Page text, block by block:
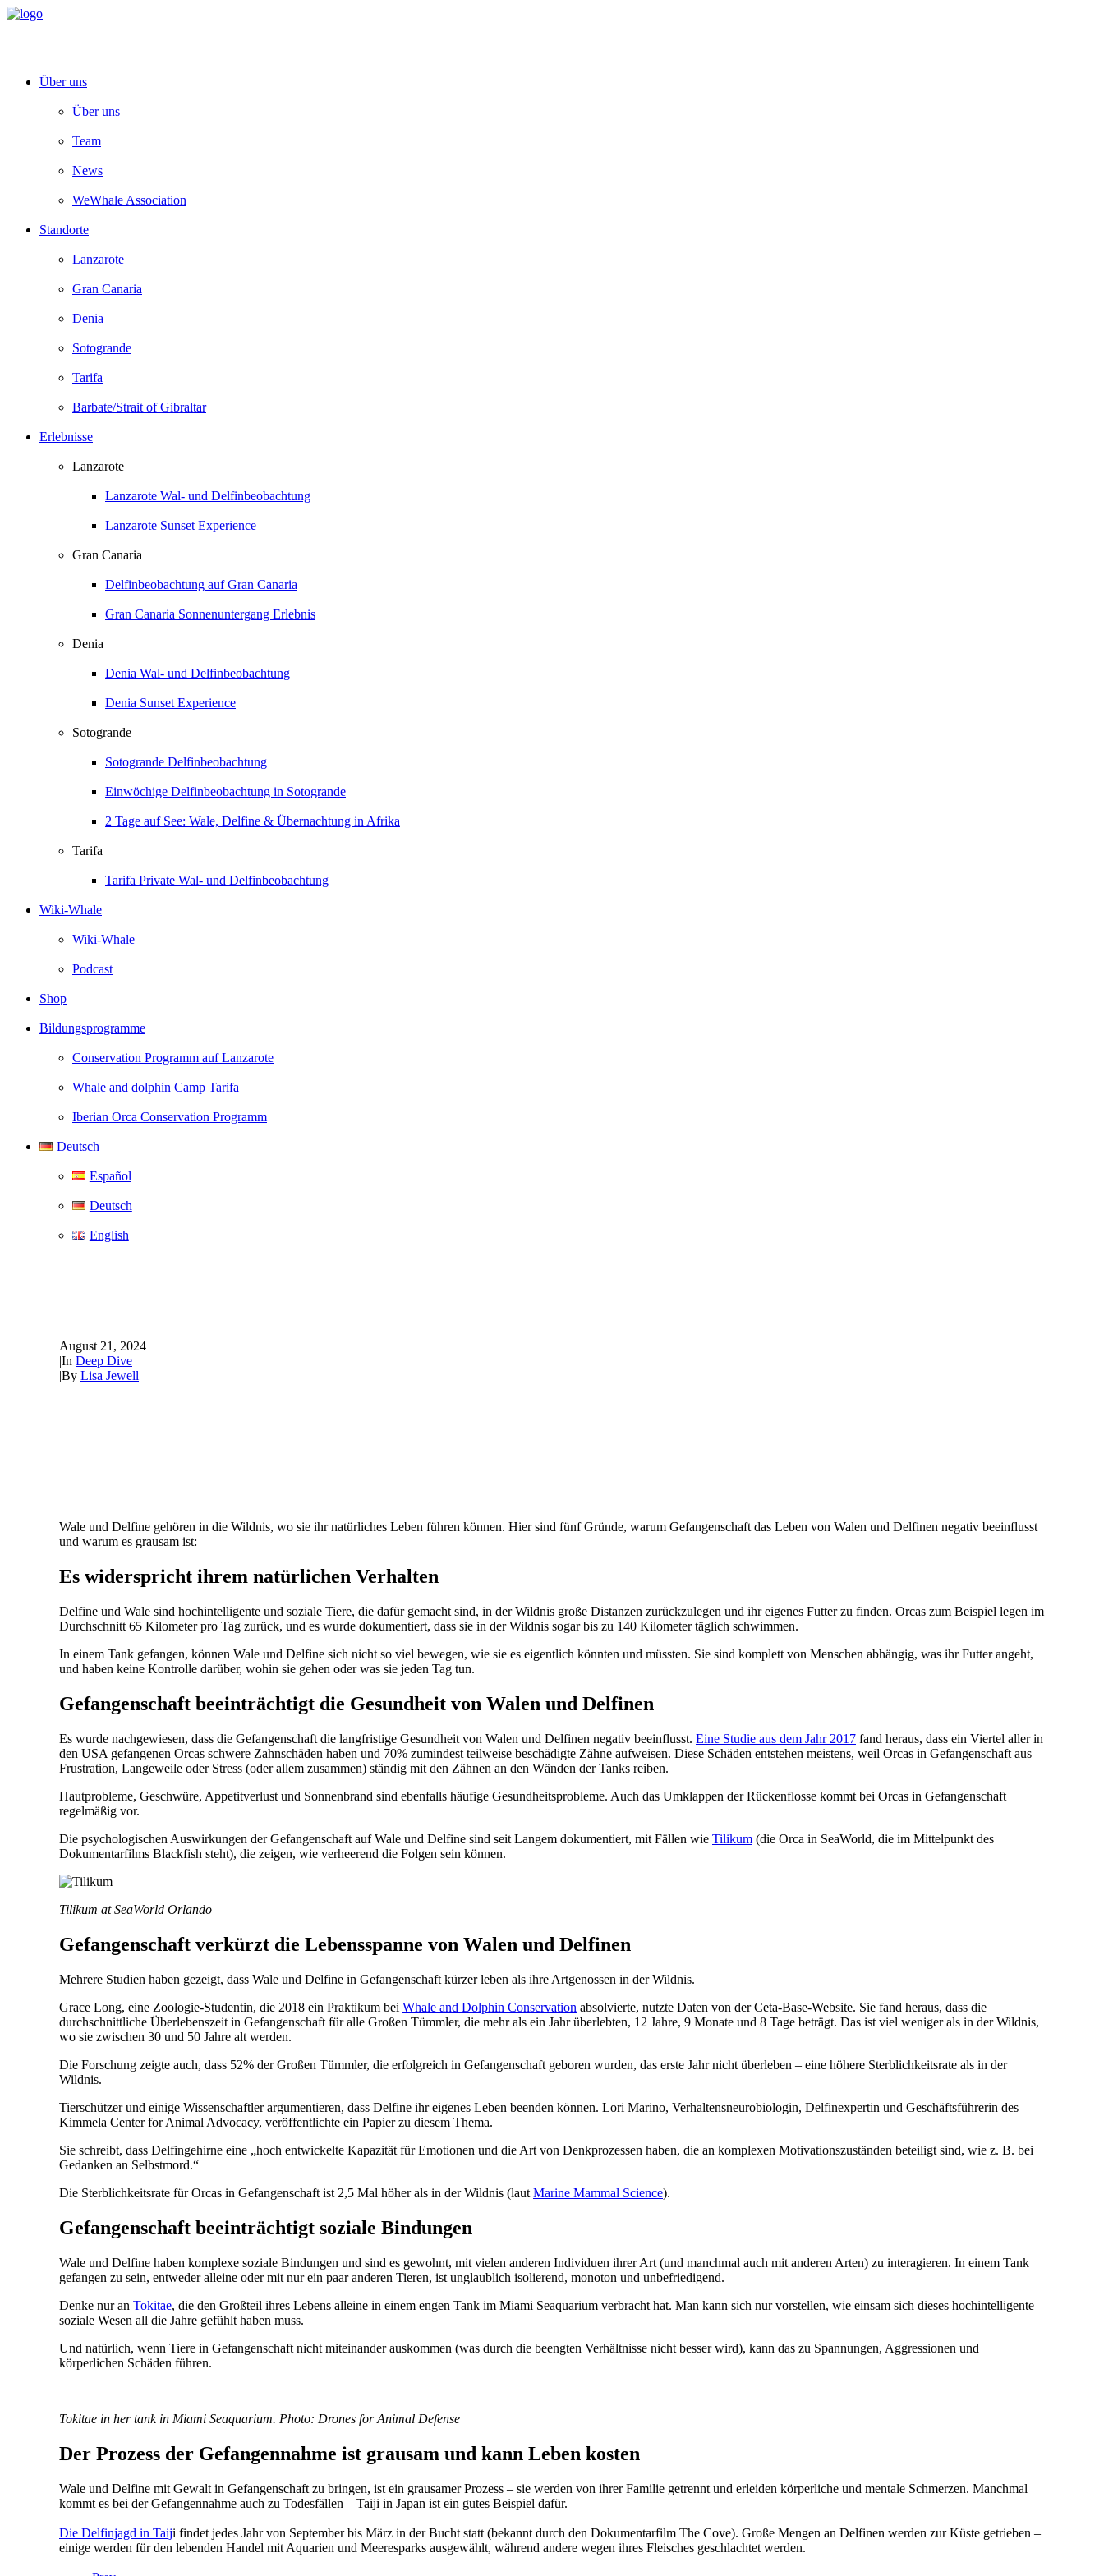
Über uns
Über uns
Team
News
WeWhale Association
Standorte
Lanzarote
Gran Canaria
Denia
Sotogrande
Tarifa
Barbate/Strait of Gibraltar
Erlebnisse
Lanzarote
Lanzarote Wal- und Delfinbeobachtung
Lanzarote Sunset Experience
Gran Canaria
Delfinbeobachtung auf Gran Canaria
Gran Canaria Sonnenuntergang Erlebnis
Denia
Denia Wal- und Delfinbeobachtung
Denia Sunset Experience
Sotogrande
Sotogrande Delfinbeobachtung
Einwöchige Delfinbeobachtung in Sotogrande
2 Tage auf See: Wale, Delfine & Übernachtung in Afrika
Tarifa
Tarifa Private Wal- und Delfinbeobachtung
Wiki-Whale
Wiki-Whale
Podcast
Shop
Bildungsprogramme
Conservation Programm auf Lanzarote
Whale and dolphin Camp Tarifa
Iberian Orca Conservation Programm
Deutsch
Español
Deutsch
English
August 21, 2024
|In Deep Dive
|By Lisa Jewell
Wale und Delfine gehören in die Wildnis, wo sie ihr natürliches Leben führen können. Hier sind fünf Gründe, warum Gefangenschaft das Leben von Walen und Delfinen negativ beeinflusst
und warum es grausam ist:
Es widerspricht ihrem natürlichen Verhalten
Delfine und Wale sind hochintelligente und soziale Tiere, die dafür gemacht sind, in der Wildnis große Distanzen zurückzulegen und ihr eigenes Futter zu finden. Orcas zum Beispiel legen im
Durchschnitt 65 Kilometer pro Tag zurück, und es wurde dokumentiert, dass sie in der Wildnis sogar bis zu 140 Kilometer täglich schwimmen.
In einem Tank gefangen, können Wale und Delfine sich nicht so viel bewegen, wie sie es eigentlich könnten und müssten. Sie sind komplett von Menschen abhängig, was ihr Futter angeht,
und haben keine Kontrolle darüber, wohin sie gehen oder was sie jeden Tag tun.
Gefangenschaft beeinträchtigt die Gesundheit von Walen und Delfinen
Es wurde nachgewiesen, dass die Gefangenschaft die langfristige Gesundheit von Walen und Delfinen negativ beeinflusst. Eine Studie aus dem Jahr 2017 fand heraus, dass ein Viertel aller in
den USA gefangenen Orcas schwere Zahnschäden haben und 70% zumindest teilweise beschädigte Zähne aufweisen. Diese Schäden entstehen meistens, weil Orcas in Gefangenschaft aus
Frustration, Langeweile oder Stress (oder allem zusammen) ständig mit den Zähnen an den Wänden der Tanks reiben.
Hautprobleme, Geschwüre, Appetitverlust und Sonnenbrand sind ebenfalls häufige Gesundheitsprobleme. Auch das Umklappen der Rückenflosse kommt bei Orcas in Gefangenschaft
regelmäßig vor.
Die psychologischen Auswirkungen der Gefangenschaft auf Wale und Delfine sind seit Langem dokumentiert, mit Fällen wie Tilikum (die Orca in SeaWorld, die im Mittelpunkt des
Dokumentarfilms Blackfish steht), die zeigen, wie verheerend die Folgen sein können.
Tilikum at SeaWorld Orlando
Gefangenschaft verkürzt die Lebensspanne von Walen und Delfinen
Mehrere Studien haben gezeigt, dass Wale und Delfine in Gefangenschaft kürzer leben als ihre Artgenossen in der Wildnis.
Grace Long, eine Zoologie-Studentin, die 2018 ein Praktikum bei Whale and Dolphin Conservation absolvierte, nutzte Daten von der Ceta-Base-Website. Sie fand heraus, dass die
durchschnittliche Überlebenszeit in Gefangenschaft für alle Großen Tümmler, die mehr als ein Jahr überlebten, 12 Jahre, 9 Monate und 8 Tage beträgt. Das ist viel weniger als in der Wildnis,
wo sie zwischen 30 und 50 Jahre alt werden.
Die Forschung zeigte auch, dass 52% der Großen Tümmler, die erfolgreich in Gefangenschaft geboren wurden, das erste Jahr nicht überleben – eine höhere Sterblichkeitsrate als in der
Wildnis.
Tierschützer und einige Wissenschaftler argumentieren, dass Delfine ihr eigenes Leben beenden können. Lori Marino, Verhaltensneurobiologin, Delfinexpertin und Geschäftsführerin des
Kimmela Center for Animal Advocacy, veröffentlichte ein Papier zu diesem Thema.
Sie schreibt, dass Delfingehirne eine „hoch entwickelte Kapazität für Emotionen und die Art von Denkprozessen haben, die an komplexen Motivationszuständen beteiligt sind, wie z. B. bei
Gedanken an Selbstmord.“
Die Sterblichkeitsrate für Orcas in Gefangenschaft ist 2,5 Mal höher als in der Wildnis (laut Marine Mammal Science).
Gefangenschaft beeinträchtigt soziale Bindungen
Wale und Delfine haben komplexe soziale Bindungen und sind es gewohnt, mit vielen anderen Individuen ihrer Art (und manchmal auch mit anderen Arten) zu interagieren. In einem Tank
gefangen zu sein, entweder alleine oder mit nur ein paar anderen Tieren, ist unglaublich isolierend, monoton und unbefriedigend.
Denke nur an Tokitae, die den Großteil ihres Lebens alleine in einem engen Tank im Miami Seaquarium verbracht hat. Man kann sich nur vorstellen, wie einsam sich dieses hochintelligente
soziale Wesen all die Jahre gefühlt haben muss.
Und natürlich, wenn Tiere in Gefangenschaft nicht miteinander auskommen (was durch die beengten Verhältnisse nicht besser wird), kann das zu Spannungen, Aggressionen und
körperlichen Schäden führen.
Tokitae in her tank in Miami Seaquarium. Photo: Drones for Animal Defense
Der Prozess der Gefangennahme ist grausam und kann Leben kosten
Wale und Delfine mit Gewalt in Gefangenschaft zu bringen, ist ein grausamer Prozess – sie werden von ihrer Familie getrennt und erleiden körperliche und mentale Schmerzen. Manchmal
kommt es bei der Gefangennahme auch zu Todesfällen – Taiji in Japan ist ein gutes Beispiel dafür.
Die Delfinjagd in Taiji findet jedes Jahr von September bis März in der Bucht statt (bekannt durch den Dokumentarfilm The Cove). Große Mengen an Delfinen werden zur Küste getrieben –
einige werden für den lebenden Handel mit Aquarien und Meeresparks ausgewählt, während andere wegen ihres Fleisches geschlachtet werden.